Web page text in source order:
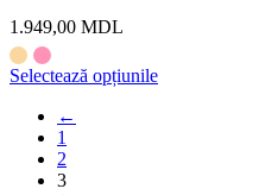
1.949,00 MDL
Selectează opțiunile
←
1
2
3